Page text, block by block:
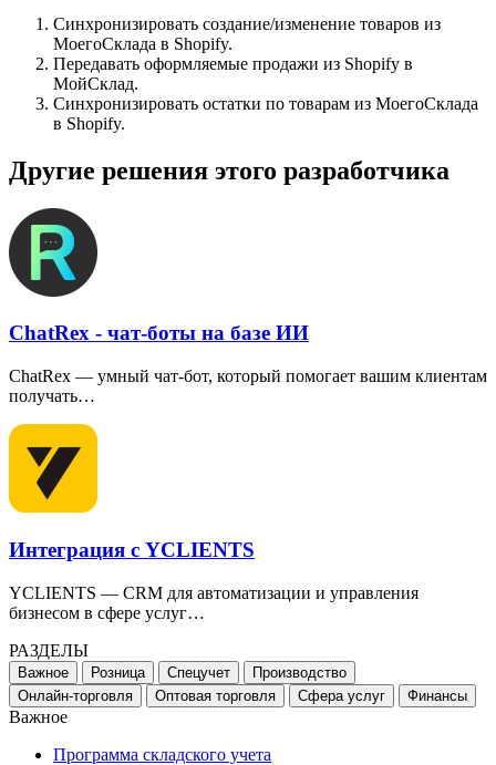
Синхронизировать создание/изменение товаров из
МоегоСклада в Shopify.
Передавать оформляемые продажи из Shopify в
МойСклад.
Синхронизировать остатки по товарам из МоегоСклада
в Shopify.
Другие решения этого разработчика
ChatRex - чат-боты на базе ИИ
ChatRex — умный чат-бот, который помогает вашим клиентам
получать…
Интеграция с YCLIENTS
YCLIENTS — CRM для автоматизации и управления
бизнесом в сфере услуг…
РАЗДЕЛЫ
Важное Розница Спецучет
Производство
Онлайн-торговля
Оптовая торговля Сфера услуг Финансы
Важное
Программа складского учета